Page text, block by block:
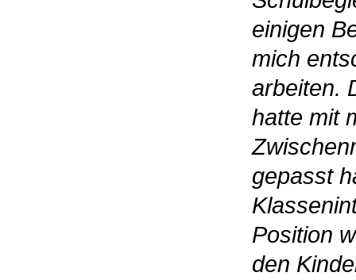
einigen
mich
arbeiten.
hatte mit
gepasst
Position
den